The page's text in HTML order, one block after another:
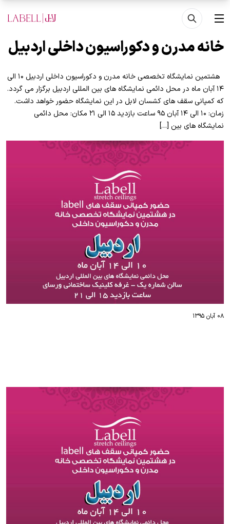
رفتن به محتوای اصلی
منو
خانه مدرن و دکوراسیون داخلی اردبیل
هشتمین نمایشگاه تخصصی خانه مدرن و دکوراسیون داخلی اردبیل ۱۰ الی
۱۴ آبان ماه در محل دائمی نمایشگاه های بین المللی اردبیل برگزار می گردد.
که کمپانی سقف های کشسان لابل در این نمایشگاه حضور خواهد داشت.
زمان: ۱۰ الی ۱۴ آبان ۹۵ ساعت بازدید ۱۵ الی ۲۱ مکان: محل دائمی
نمایشگاه های بین […]
۰۸ آبان ۱۳۹۵